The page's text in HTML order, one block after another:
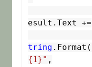
esult.Text +=
tring .Format(
{1}" ,